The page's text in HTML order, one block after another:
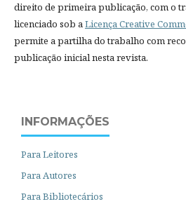
direito de primeira publicação, com o
licenciado sob aLicença Creative
permite a partilha do trabalho com
publicação inicial nesta revista.
INFORMAÇÕES
Para Leitores
Para Autores
Para Bibliotecários